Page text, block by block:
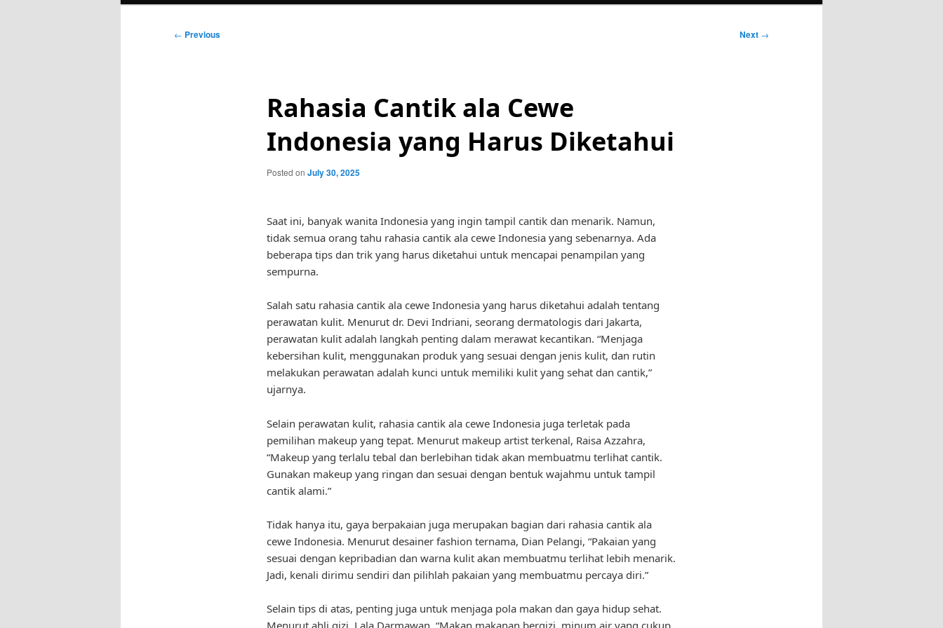
Post
← Previous Next →
Rahasia Cantik ala Cewe
Indonesia yang Harus Diketahui
Posted on July 30, 2025
Saat ini, banyak wanita Indonesia yang ingin tampil cantik dan menarik. Namun,
tidak semua orang tahu rahasia cantik ala cewe Indonesia yang sebenarnya. Ada
beberapa tips dan trik yang harus diketahui untuk mencapai penampilan yang
sempurna.
Salah satu rahasia cantik ala cewe Indonesia yang harus diketahui adalah tentang
perawatan kulit. Menurut dr. Devi Indriani, seorang dermatologis dari Jakarta,
perawatan kulit adalah langkah penting dalam merawat kecantikan. “Menjaga
kebersihan kulit, menggunakan produk yang sesuai dengan jenis kulit, dan rutin
melakukan perawatan adalah kunci untuk memiliki kulit yang sehat dan cantik,”
ujarnya.
Selain perawatan kulit, rahasia cantik ala cewe Indonesia juga terletak pada
pemilihan makeup yang tepat. Menurut makeup artist terkenal, Raisa Azzahra,
“Makeup yang terlalu tebal dan berlebihan tidak akan membuatmu terlihat cantik.
Gunakan makeup yang ringan dan sesuai dengan bentuk wajahmu untuk tampil
cantik alami.”
Tidak hanya itu, gaya berpakaian juga merupakan bagian dari rahasia cantik ala
cewe Indonesia. Menurut desainer fashion ternama, Dian Pelangi, “Pakaian yang
sesuai dengan kepribadian dan warna kulit akan membuatmu terlihat lebih menarik.
Jadi, kenali dirimu sendiri dan pilihlah pakaian yang membuatmu percaya diri.”
Selain tips di atas, penting juga untuk menjaga pola makan dan gaya hidup sehat.